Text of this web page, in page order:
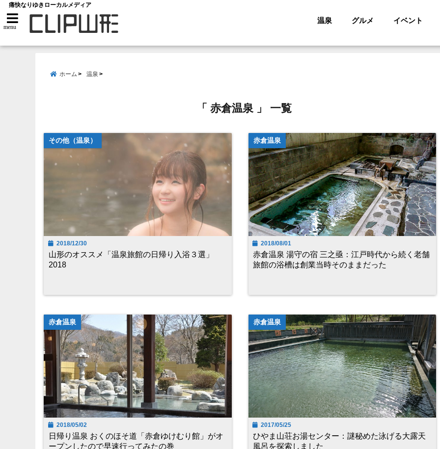
痛快なりゆきローカルメディア
menu
温泉 グルメ イベント
ホーム 温泉
「 赤倉温泉 」 一覧
その他（温泉）
2018/12/30
山形のオススメ「温泉旅館の日帰り入浴３選」
2018
赤倉温泉
2018/08/01
赤倉温泉 湯守の宿 三之亟：江戸時代から続く老舗
旅館の浴槽は創業当時そのままだった
赤倉温泉
2018/05/02
日帰り温泉 おくのほそ道「赤倉ゆけむり館」がオ
ープンしたので早速行ってみたの巻
赤倉温泉
2017/05/25
ひやま山荘お湯センター：謎秘めた泳げる大露天
風呂を探索しました